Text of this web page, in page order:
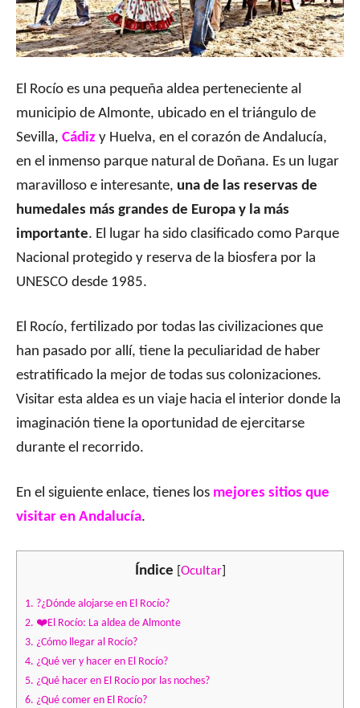
El Rocío es una pequeña aldea perteneciente al
municipio de Almonte, ubicado en el triángulo de
Sevilla, Cádiz y Huelva, en el corazón de Andalucía,
en el inmenso parque natural de Doñana. Es un lugar
maravilloso e interesante, una de las reservas de
humedales más grandes de Europa y la más
importante. El lugar ha sido clasificado como Parque
Nacional protegido y reserva de la biosfera por la
UNESCO desde 1985.
El Rocío, fertilizado por todas las civilizaciones que
han pasado por allí, tiene la peculiaridad de haber
estratificado la mejor de todas sus colonizaciones.
Visitar esta aldea es un viaje hacia el interior donde la
imaginación tiene la oportunidad de ejercitarse
durante el recorrido.
En el siguiente enlace, tienes los mejores sitios que
visitar en Andalucía.
Índice [Ocultar]
1. ?¿Dónde alojarse en El Rocío?
2. ❤️El Rocío: La aldea de Almonte
3. ¿Cómo llegar al Rocío?
4. ¿Qué ver y hacer en El Rocío?
5. ¿Qué hacer en El Rocío por las noches?
6. ¿Qué comer en El Rocío?